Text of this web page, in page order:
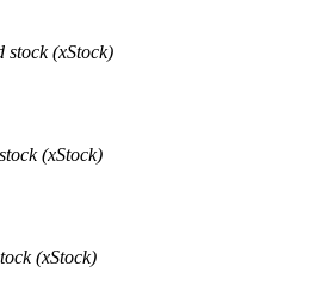
stock (xStock)
(xStock)
(xStock)